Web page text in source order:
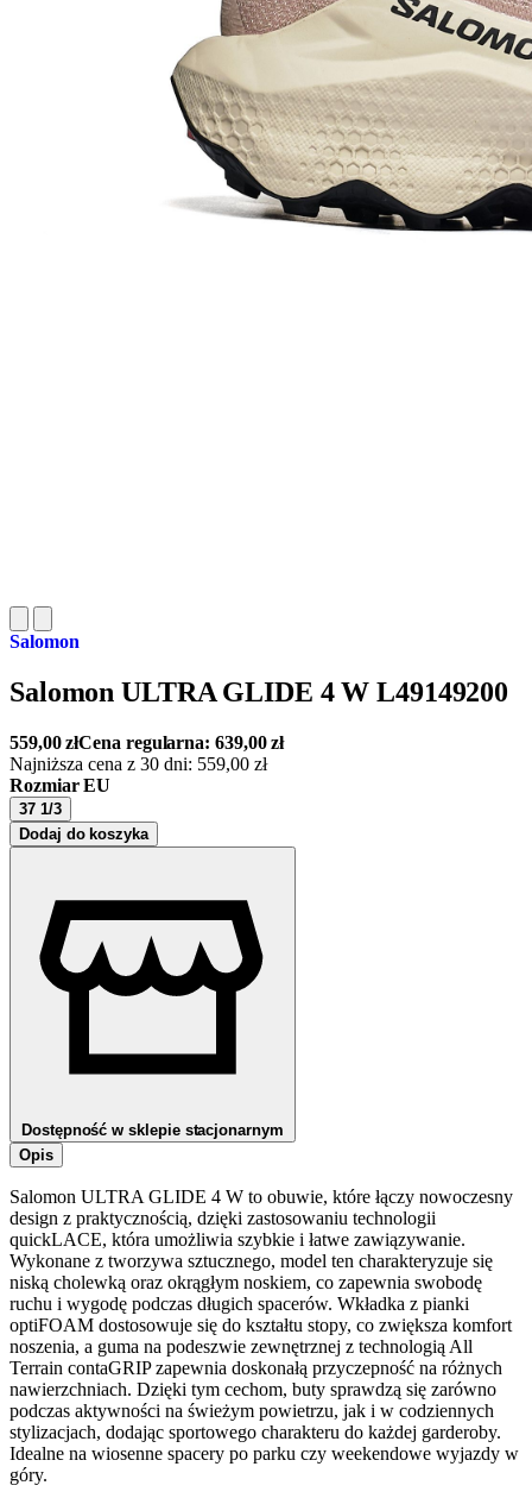
Salomon
Salomon ULTRA GLIDE 4 W L49149200
559,00złCena regularna:639,00zł
Najniższa cena z 30 dni: 559,00 zł
Rozmiar EU
37 1/3
Dodaj do koszyka
Dostępność w sklepie stacjonarnym
Opis
Salomon ULTRA GLIDE 4 W to obuwie, które łączy nowoczesny
design z praktycznością, dzięki zastosowaniu technologii
quickLACE, która umożliwia szybkie i łatwe zawiązywanie.
Wykonane z tworzywa sztucznego, model ten charakteryzuje się
niską cholewką oraz okrągłym noskiem, co zapewnia swobodę
ruchu i wygodę podczas długich spacerów. Wkładka z pianki
optiFOAM dostosowuje się do kształtu stopy, co zwiększa komfort
noszenia, a guma na podeszwie zewnętrznej z technologią All
Terrain contaGRIP zapewnia doskonałą przyczepność na różnych
nawierzchniach. Dzięki tym cechom, buty sprawdzą się zarówno
podczas aktywności na świeżym powietrzu, jak i w codziennych
stylizacjach, dodając sportowego charakteru do każdej garderoby.
Idealne na wiosenne spacery po parku czy weekendowe wyjazdy w
góry.